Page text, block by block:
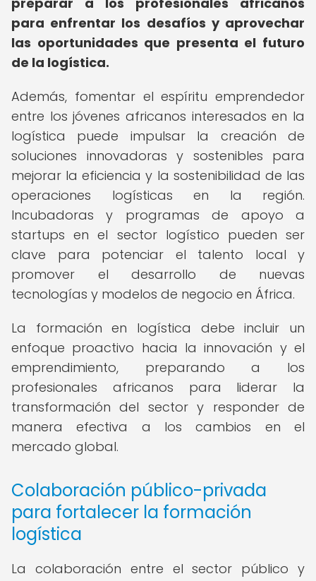
para enfrentar los desafíos y aprovechar
las oportunidades que presenta el futuro
de la logística.
Además, fomentar el espíritu emprendedor
entre los jóvenes africanos interesados en la
logística puede impulsar la creación de
soluciones innovadoras y sostenibles para
mejorar la eficiencia y la sostenibilidad de las
operaciones logísticas en la región.
Incubadoras y programas de apoyo a
startups en el sector logístico pueden ser
clave para potenciar el talento local y
promover el desarrollo de nuevas
tecnologías y modelos de negocio en África.
La formación en logística debe incluir un
enfoque proactivo hacia la innovación y el
emprendimiento, preparando a los
profesionales africanos para liderar la
transformación del sector y responder de
manera efectiva a los cambios en el
mercado global.
Colaboración público-privada
para fortalecer la formación
logística
La colaboración entre el sector público y